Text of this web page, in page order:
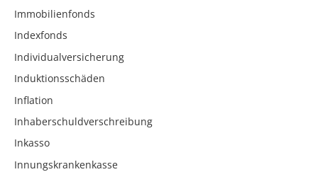
Immobilienfonds
Indexfonds
Individualversicherung
Induktionsschäden
Inflation
Inhaberschuldverschreibung
Inkasso
Innungskrankenkasse